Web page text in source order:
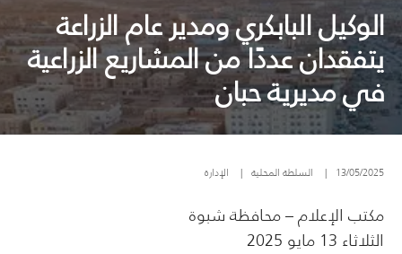
الوكيل البابكري ومدير عام الزراعة
يتفقدان عددًا من المشاريع الزراعية
في مديرية حبان
13/05/2025
| السلطة المحلية | الإدارة
مكتب الإعلام – محافظة شبوة
الثلاثاء 13 مايو 2025